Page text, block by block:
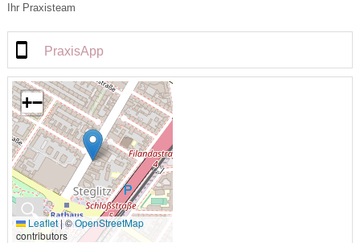
Ihr Praxisteam
PraxisApp
🔍
+−
Leaflet|©OpenStreetMap
contributors